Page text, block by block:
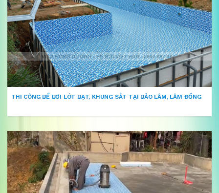
THI CÔNG BỂ BƠI LÓT BẠT, KHUNG SẮT TẠI BẢO LÂM, LÂM ĐỒNG